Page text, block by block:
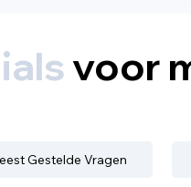
voor
Gestelde Vragen